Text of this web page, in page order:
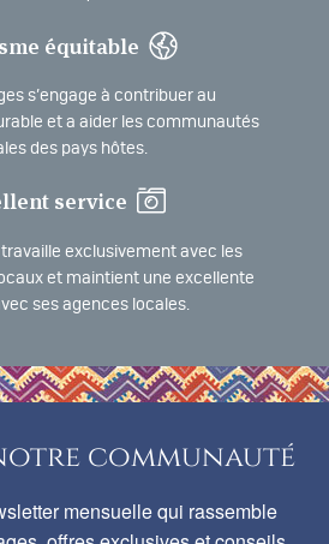
équitable
s’engage à contribuer au
et a aider les communautés
des pays hôtes.
service
travaille exclusivement avec les
et maintient une excellente
ses agences locales.
communauté
mensuelle qui rassemble